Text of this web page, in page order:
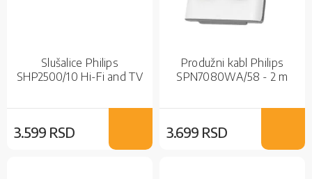
Slušalice Philips
SHP2500/10 Hi-Fi and TV
3.599 RSD
Produžni kabl Philips
SPN7080WA/58 - 2 m
3.699 RSD